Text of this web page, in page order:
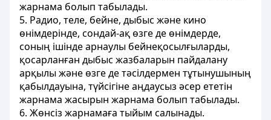
жарнама болып табылады.
5. Радио, теле, бейне, дыбыс және кино
өнiмдерiнде, сондай-ақ өзге де өнiмдерде,
соның iшiнде арнаулы бейнеқосылғыларды,
қосарланған дыбыс жазбаларын пайдалану
арқылы және өзге де тәсiлдермен тұтынушының
қабылдауына, түйсiгiне аңдаусыз әсер ететiн
жарнама жасырын жарнама болып табылады.
6. Жөнсiз жарнамаға тыйым салынады.